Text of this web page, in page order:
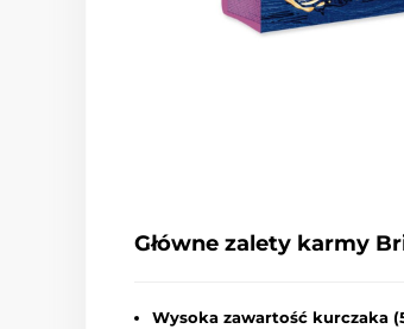
Główne zalety karmy
Wysoka zawartość kurczaka